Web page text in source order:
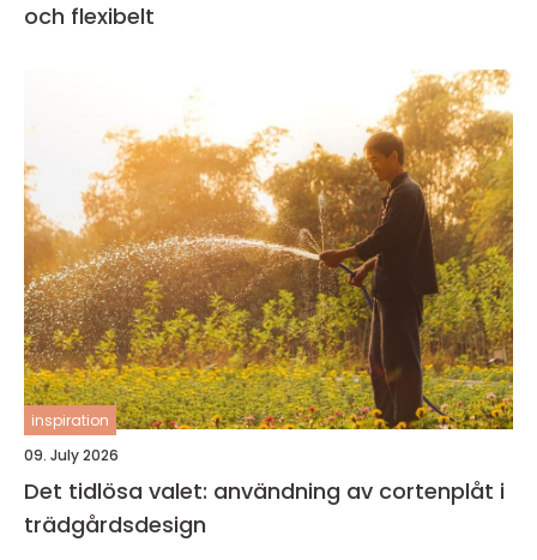
och flexibelt
inspiration
09. July 2026
Det tidlösa valet: användning av cortenplåt i
trädgårdsdesign